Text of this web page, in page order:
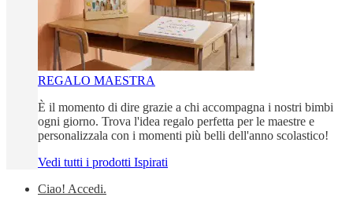
REGALO MAESTRA
È il momento di dire grazie a chi accompagna i nostri bimbi
ogni giorno. Trova l'idea regalo perfetta per le maestre e
personalizzala con i momenti più belli dell'anno scolastico!
Vedi tutti i prodotti Ispirati
Ciao! Accedi.